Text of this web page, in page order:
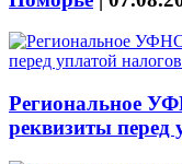
Региональное
реквизиты перед